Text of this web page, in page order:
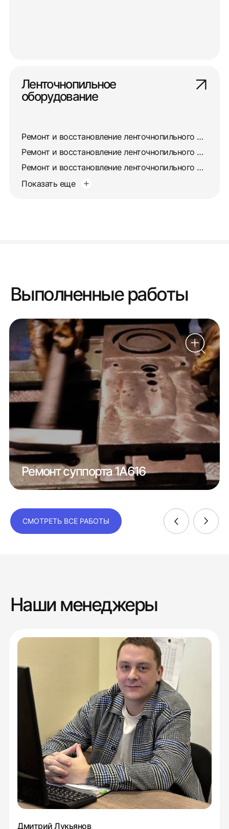
Ленточнопильное
оборудование
Ремонт и восстановление ленточнопильного станка 8725
Ремонт и восстановление ленточнопильного станка 872А
Ремонт и восстановление ленточнопильного станка 872М
Показать еще
Выполненные работы
Ремонт суппорта 1А616
СМОТРЕТЬ ВСЕ РАБОТЫ
Наши менеджеры
Дмитрий Лукьянов